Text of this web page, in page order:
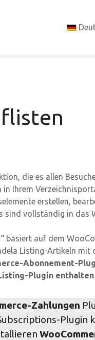
die es allen
Ihrem
erstellen,
sind vollständig in das
basiert auf dem
Listing-Artikeln mit
Abonnement-
Plugin
Zahlungen
Plugin